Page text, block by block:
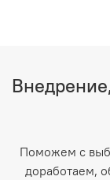
Поможем с
доработаем,